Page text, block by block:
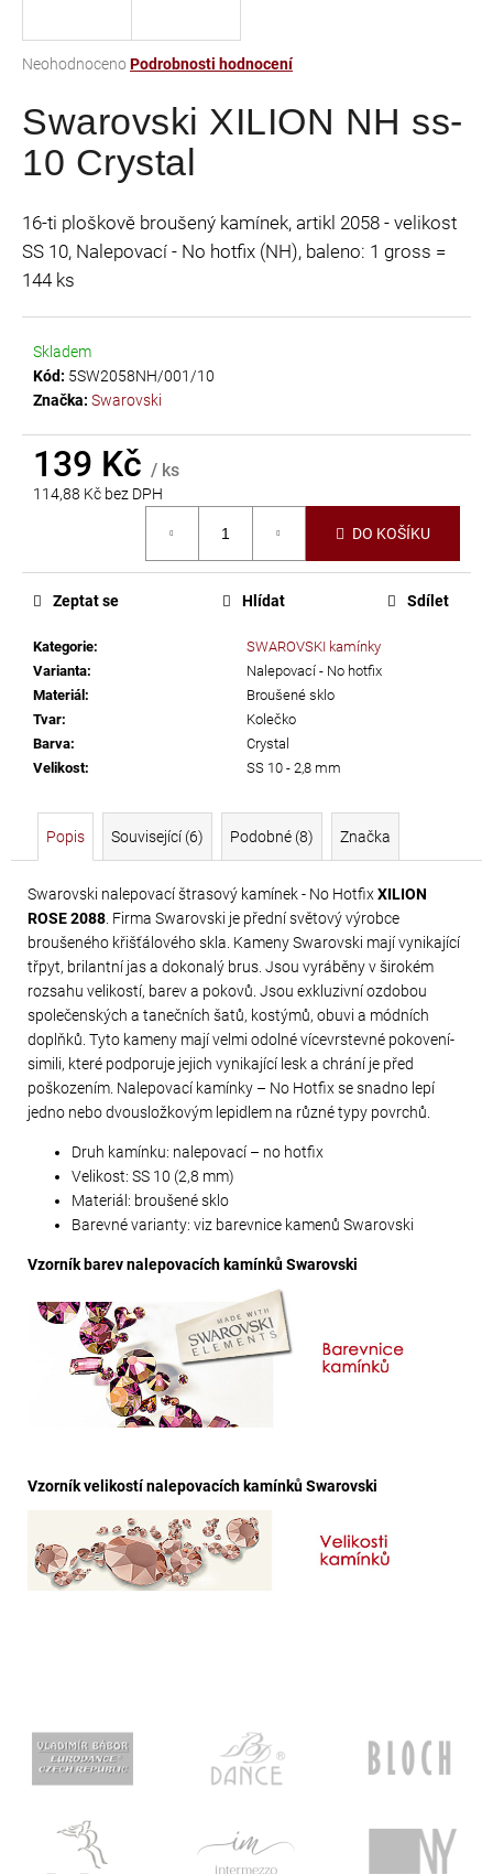
Průměrné
produktu
je
0,0
hvězdiček.
NeohodnocenoPodrobnosti hodnocení
Swarovski XILION NH ss-
10 Crystal
16-ti ploškově broušený kamínek, artikl 2058 - velikost
SS 10, Nalepovací - No hotfix (NH), baleno: 1 gross =
144 ks
Skladem
Kód: 5SW2058NH/001/10
Značka: Swarovski
139 Kč / ks
114,88 Kč bez DPH
DO KOŠÍKU
Kategorie:
SWAROVSKI kamínky
Varianta:
Nalepovací - No hotfix
Materiál:
Broušené sklo
Tvar:
Kolečko
Barva:
Crystal
Velikost: SS 10 - 2,8 mm
Zeptat se Hlídat Sdílet
Popis Související (6) Podobné (8) Značka
Swarovski nalepovací štrasový kamínek - No HotfixXILION
ROSE 2088 . Firma Swarovski je přední světový výrobce
broušeného křišťálového skla. Kameny Swarovski mají vynikající
třpyt, brilantní jas a dokonalý brus. Jsou vyráběny v širokém
rozsahu velikostí, barev a pokovů. Jsou exkluzivní ozdobou
společenských a tanečních šatů, kostýmů, obuvi a módních
doplňků. Tyto kameny mají velmi odolné vícevrstevné pokovení-
simili, které podporuje jejich vynikající lesk a chrání je před
poškozením. Nalepovací kamínky – No Hotfix se snadno lepí
jedno nebo dvousložkovým lepidlem na různé typy povrchů.
Druh kamínku: nalepovací – no hotfix
Velikost: SS 10 (2,8 mm)
Materiál: broušené sklo
Barevné varianty: viz barevnice kamenů Swarovski
Vzorník barev nalepovacích kamínků Swarovski
Vzorník velikostí nalepovacích kamínků Swarovski
j
t
?
HLEDAT
D
o
p
e
m
PRECIOSA
VIVA12
NH
SS-
CRYSTAL
55
Kč